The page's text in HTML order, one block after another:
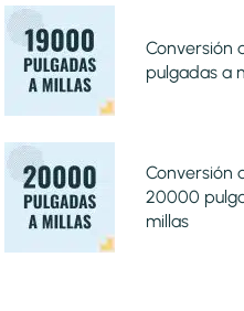
Conversión
pulgadas a
Conversión
20000
millas